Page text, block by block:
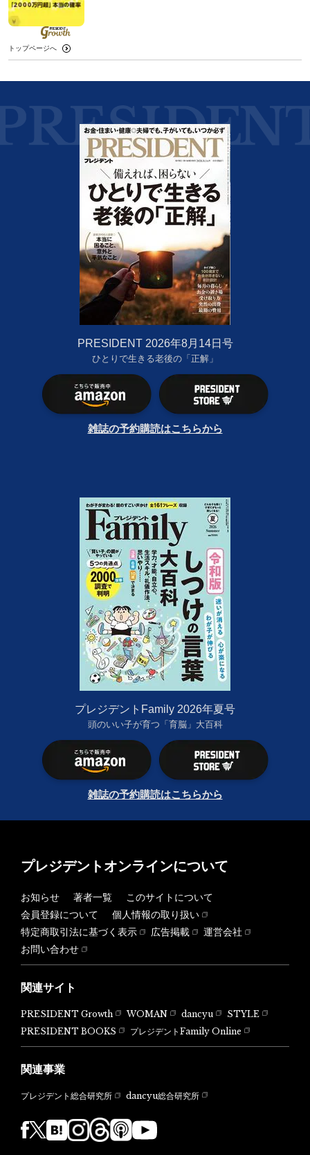
トップページへ
PRESIDENT 2026年8月14日号
ひとりで生きる老後の「正解」
雑誌の予約購読はこちらから
プレジデントFamily 2026年夏号
頭のいい子が育つ「育脳」大百科
雑誌の予約購読はこちらから
プレジデントオンラインについて
お知らせ 著者一覧
このサイトについて
会員登録について
個人情報の取り扱い
特定商取引法に基づく表示
広告掲載
運営会社
お問い合わせ
関連サイト
PRESIDENT Growth WOMAN dancyu
STYLE
PRESIDENT BOOKS
プレジデントFamily Online
関連事業
プレジデント総合研究所 dancyu総合研究所